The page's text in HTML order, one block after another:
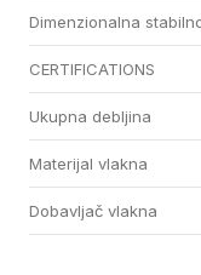
Dimenzionalna
CERTIFICATIONS
Ukupna debljina
Materijal vlakna
Dobavljač vlakna